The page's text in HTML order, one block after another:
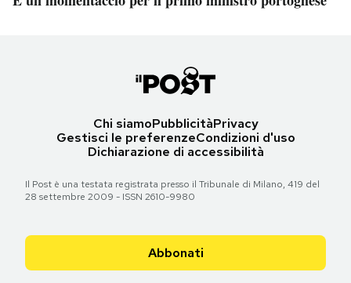
Chi siamoPubblicitàPrivacy
Gestisci le preferenzeCondizioni d'uso
Dichiarazione di accessibilità
Il Post è una testata registrata presso il Tribunale di Milano, 419 del
28 settembre 2009 - ISSN 2610-9980
Abbonati